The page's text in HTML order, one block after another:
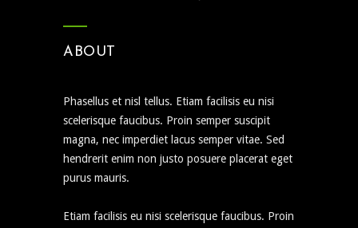
ABOUT
Phasellus et nisl tellus. Etiam facilisis eu nisi
scelerisque faucibus. Proin semper suscipit
magna, nec imperdiet lacus semper vitae. Sed
hendrerit enim non justo posuere placerat eget
purus mauris.
Etiam facilisis eu nisi scelerisque faucibus. Proin